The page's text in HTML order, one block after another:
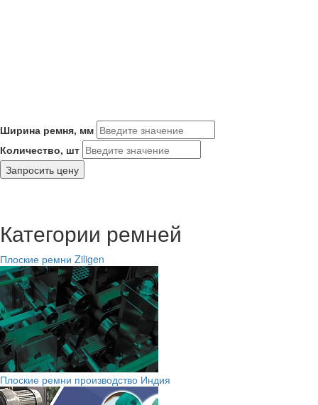
Ширина ремня, мм
Количество, шт
Запросить цену
Категории ремней
Плоские ремни Ziligen
Плоские ремни производство Индия